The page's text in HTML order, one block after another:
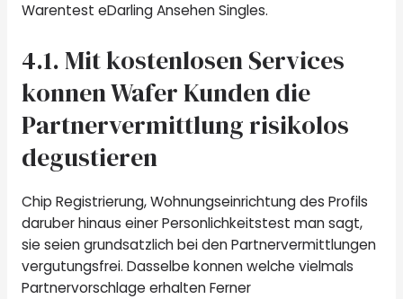
Warentest eDarling Ansehen Singles.
4.1. Mit kostenlosen Services
konnen Wafer Kunden die
Partnervermittlung risikolos
degustieren
Chip Registrierung, Wohnungseinrichtung des Profils
daruber hinaus einer Personlichkeitstest man sagt,
sie seien grundsatzlich bei den Partnervermittlungen
vergutungsfrei. Dasselbe konnen welche vielmals
Partnervorschlage erhalten Ferner